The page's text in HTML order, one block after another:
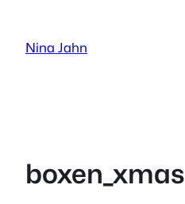
springen
Nina Jahn
boxen_xmas